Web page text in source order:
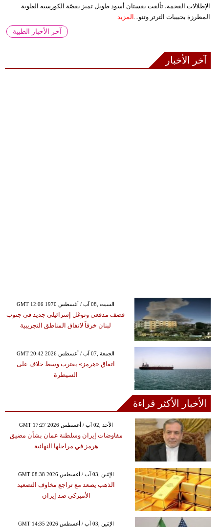
الإطلالات الفخمة، تألقت بفستان أسود طويل تميز بقصّة الكورسيه العلوية
المطرزة بحبيبات الترتر وتنو... المزيد
آخر الأخبار الطبية
آخر الأخبار
GMT 12:06 1970 السبت ,08 آب / أغسطس
قصف مدفعي وتوغل إسرائيلي جديد في جنوب
لبنان خرقاً لاتفاق المناطق التجريبية
GMT 20:42 2026 الجمعة ,07 آب / أغسطس
اتفاق «هرمز» يقترب وسط خلاف على
السيطرة
الأخبار الأكثر قراءة
GMT 17:27 2026 الأحد ,02 آب / أغسطس
مفاوضات إيران وسلطنة عمان بشأن مضيق
هرمز في مراحلها النهائية
GMT 08:38 2026 الإثنين ,03 آب / أغسطس
الذهب يصعد مع تراجع مخاوف التصعيد
الأميركي ضد إيران
GMT 14:35 2026 الإثنين ,03 آب / أغسطس